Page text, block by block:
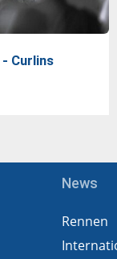
Curlins
News
Rennen